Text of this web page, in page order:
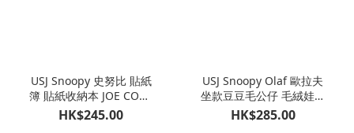
USJ Snoopy 史努比 貼紙
簿 貼紙收納本 JOE COOL
｜日本環球影城限定
HK$245.00
USJ Snoopy Olaf 歐拉夫
坐款豆豆毛公仔 毛絨娃娃
玩偶｜日本環球影城限定
史努比
HK$285.00